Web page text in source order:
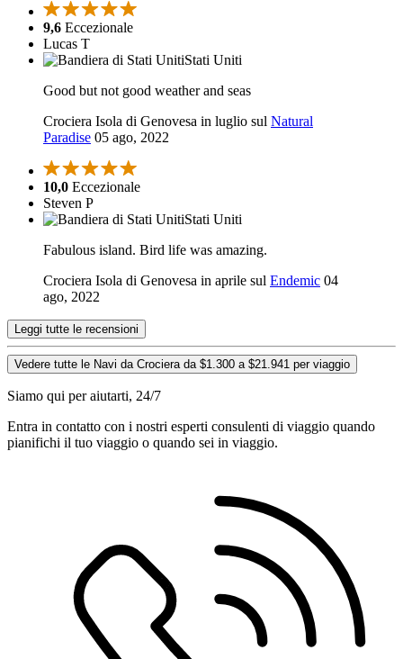
9,6 Eccezionale
Lucas T
Stati Uniti
Good but not good weather and seas
Crociera Isola di Genovesa in luglio sul Natural
Paradise 05 ago, 2022
10,0 Eccezionale
Steven P
Stati Uniti
Fabulous island. Bird life was amazing.
Crociera Isola di Genovesa in aprile sul Endemic 04
ago, 2022
Leggi tutte le recensioni
Vedere tutte le Navi da Crociera da $1.300 a $21.941 per viaggio
Siamo qui per aiutarti, 24/7
Entra in contatto con i nostri esperti consulenti di viaggio quando
pianifichi il tuo viaggio o quando sei in viaggio.